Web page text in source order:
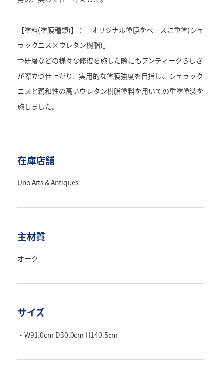
【塗料(塗膜種類)】：「オリジナル塗膜をベースに重塗(シェ
ラックニス×ウレタン樹脂)」
⇒研磨などの様々な修復を施した際にもアンティークらしさ
が際立つ仕上がり、実用的な塗膜強度を目指し、シェラック
ニスと親和性の高いウレタン樹脂塗料を用いての重塗塗装を
施しました。
在庫店舗
Uno Arts & Antiques
主材質
オーク
サイズ
・W91.0cm D30.0cm H140.5cm